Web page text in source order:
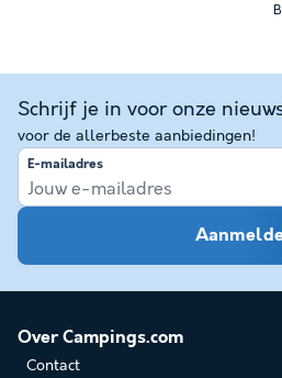
Schrijf je in voor onze
voor de allerbeste aanbiedingen!
E-mailadres
Over Campings.com
Contact